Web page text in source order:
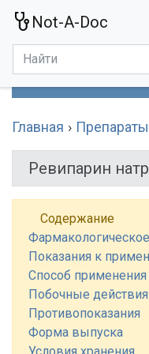
Not-A-Doc
Главная Препараты
Ревипарин
Содержание
Показания к
Способ применения
Побочные действия
Противопоказания
Форма выпуска